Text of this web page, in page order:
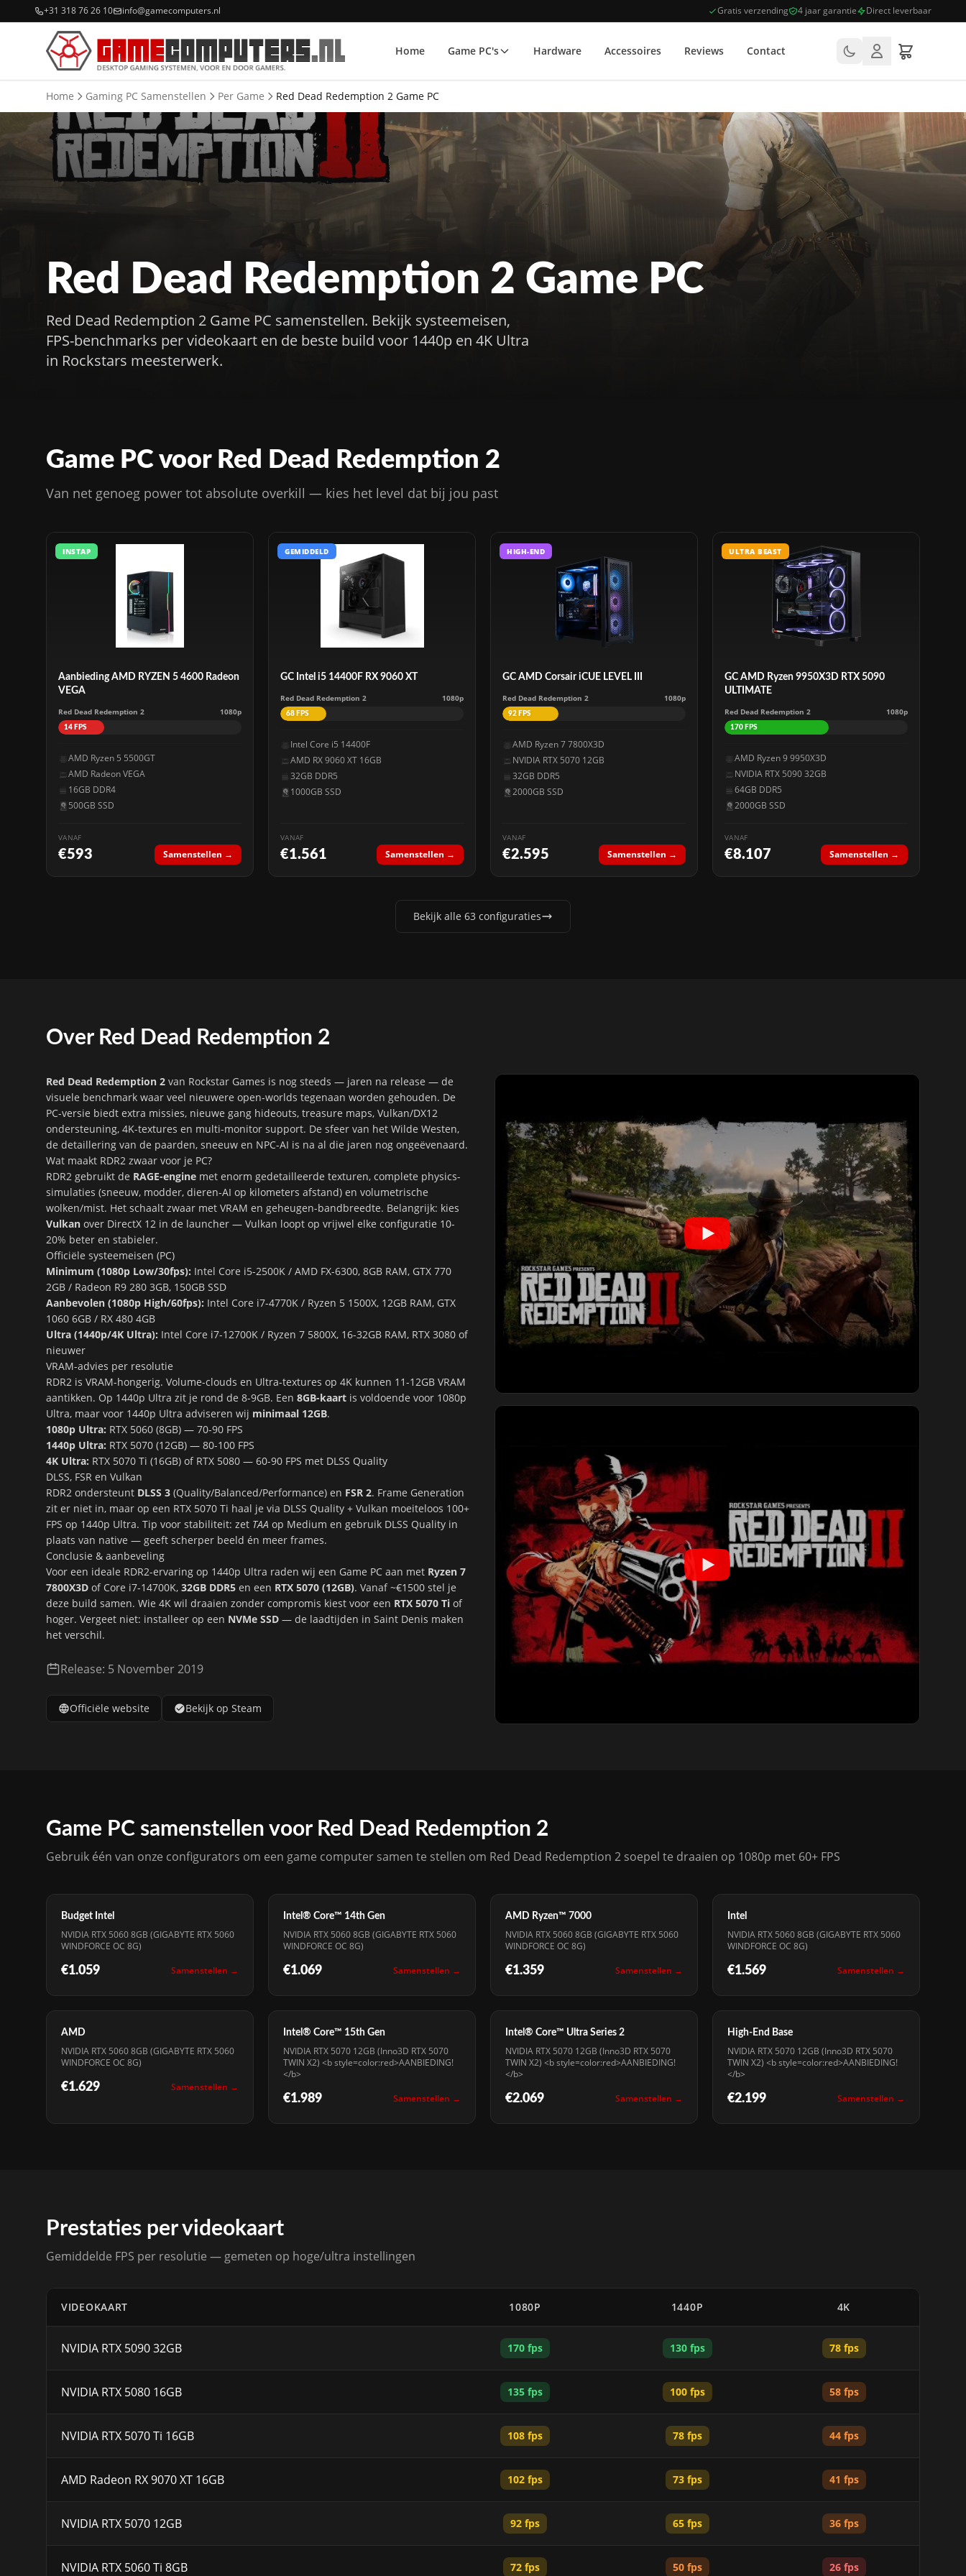
+31 318 76 26 10 info@gamecomputers.nl Gratis verzending 4 jaar garantie Direct leverbaar
Home Game PC's Hardware Accessoires Reviews Contact
Home Gaming PC Samenstellen Per Game Red Dead Redemption 2 Game PC
Red Dead Redemption 2 Game PC
Red Dead Redemption 2 Game PC samenstellen. Bekijk systeemeisen,
FPS-benchmarks per videokaart en de beste build voor 1440p en 4K Ultra
in Rockstars meesterwerk.
Game PC voor Red Dead Redemption 2
Van net genoeg power tot absolute overkill — kies het level dat bij jou past
INSTAP
Aanbieding AMD RYZEN 5 4600 Radeon
VEGA
Red Dead Redemption 2 1080p
14 FPS
AMD Ryzen 5 5500GT
AMD Radeon VEGA
16GB DDR4
500GB SSD
VANAF
€593 Samenstellen →
GEMIDDELD
GC Intel i5 14400F RX 9060 XT
Red Dead Redemption 2 1080p
68 FPS
Intel Core i5 14400F
AMD RX 9060 XT 16GB
32GB DDR5
1000GB SSD
VANAF
€1.561 Samenstellen →
HIGH-END
GC AMD Corsair iCUE LEVEL III
Red Dead Redemption 2 1080p
92 FPS
AMD Ryzen 7 7800X3D
NVIDIA RTX 5070 12GB
32GB DDR5
2000GB SSD
VANAF
€2.595 Samenstellen →
ULTRA BEAST
GC AMD Ryzen 9950X3D RTX 5090
ULTIMATE
Red Dead Redemption 2 1080p
170 FPS
AMD Ryzen 9 9950X3D
NVIDIA RTX 5090 32GB
64GB DDR5
2000GB SSD
VANAF
€8.107 Samenstellen →
Bekijk alle 63 configuraties
Over Red Dead Redemption 2
Red Dead Redemption 2 van Rockstar Games is nog steeds — jaren na release — de
visuele benchmark waar veel nieuwere open-worlds tegenaan worden gehouden. De
PC-versie biedt extra missies, nieuwe gang hideouts, treasure maps, Vulkan/DX12
ondersteuning, 4K-textures en multi-monitor support. De sfeer van het Wilde Westen,
de detaillering van de paarden, sneeuw en NPC-AI is na al die jaren nog ongeëvenaard.
Wat maakt RDR2 zwaar voor je PC?
RDR2 gebruikt de RAGE-engine met enorm gedetailleerde texturen, complete physics-
simulaties (sneeuw, modder, dieren-AI op kilometers afstand) en volumetrische
wolken/mist. Het schaalt zwaar met VRAM en geheugen-bandbreedte. Belangrijk: kies
Vulkan over DirectX 12 in de launcher — Vulkan loopt op vrijwel elke configuratie 10-
20% beter en stabieler.
Officiële systeemeisen (PC)
Minimum (1080p Low/30fps): Intel Core i5-2500K / AMD FX-6300, 8GB RAM, GTX 770
2GB / Radeon R9 280 3GB, 150GB SSD
Aanbevolen (1080p High/60fps): Intel Core i7-4770K / Ryzen 5 1500X, 12GB RAM, GTX
1060 6GB / RX 480 4GB
Ultra (1440p/4K Ultra): Intel Core i7-12700K / Ryzen 7 5800X, 16-32GB RAM, RTX 3080 of
nieuwer
VRAM-advies per resolutie
RDR2 is VRAM-hongerig. Volume-clouds en Ultra-textures op 4K kunnen 11-12GB VRAM
aantikken. Op 1440p Ultra zit je rond de 8-9GB. Een 8GB-kaart is voldoende voor 1080p
Ultra, maar voor 1440p Ultra adviseren wij minimaal 12GB.
1080p Ultra: RTX 5060 (8GB) — 70-90 FPS
1440p Ultra: RTX 5070 (12GB) — 80-100 FPS
4K Ultra: RTX 5070 Ti (16GB) of RTX 5080 — 60-90 FPS met DLSS Quality
DLSS, FSR en Vulkan
RDR2 ondersteunt DLSS 3 (Quality/Balanced/Performance) en FSR 2. Frame Generation
zit er niet in, maar op een RTX 5070 Ti haal je via DLSS Quality + Vulkan moeiteloos 100+
FPS op 1440p Ultra. Tip voor stabiliteit: zet TAA op Medium en gebruik DLSS Quality in
plaats van native — geeft scherper beeld én meer frames.
Conclusie & aanbeveling
Voor een ideale RDR2-ervaring op 1440p Ultra raden wij een Game PC aan met Ryzen 7
7800X3D of Core i7-14700K, 32GB DDR5 en een RTX 5070 (12GB). Vanaf ~€1500 stel je
deze build samen. Wie 4K wil draaien zonder compromis kiest voor een RTX 5070 Ti of
hoger. Vergeet niet: installeer op een NVMe SSD — de laadtijden in Saint Denis maken
het verschil.
Release: 5 November 2019
Officiële website Bekijk op Steam
Game PC samenstellen voor Red Dead Redemption 2
Gebruik één van onze configurators om een game computer samen te stellen om Red Dead Redemption 2 soepel te draaien op 1080p met 60+ FPS
Budget Intel
NVIDIA RTX 5060 8GB (GIGABYTE RTX 5060
WINDFORCE OC 8G)
€1.059 Samenstellen →
Intel® Core™ 14th Gen
NVIDIA RTX 5060 8GB (GIGABYTE RTX 5060
WINDFORCE OC 8G)
€1.069 Samenstellen →
AMD Ryzen™ 7000
NVIDIA RTX 5060 8GB (GIGABYTE RTX 5060
WINDFORCE OC 8G)
€1.359 Samenstellen →
Intel
NVIDIA RTX 5060 8GB (GIGABYTE RTX 5060
WINDFORCE OC 8G)
€1.569 Samenstellen →
AMD
NVIDIA RTX 5060 8GB (GIGABYTE RTX 5060
WINDFORCE OC 8G)
€1.629 Samenstellen →
Intel® Core™ 15th Gen
NVIDIA RTX 5070 12GB (Inno3D RTX 5070
TWIN X2) <b style=color:red>AANBIEDING!
</b>
€1.989 Samenstellen →
Intel® Core™ Ultra Series 2
NVIDIA RTX 5070 12GB (Inno3D RTX 5070
TWIN X2) <b style=color:red>AANBIEDING!
</b>
€2.069 Samenstellen →
High-End Base
NVIDIA RTX 5070 12GB (Inno3D RTX 5070
TWIN X2) <b style=color:red>AANBIEDING!
</b>
€2.199 Samenstellen →
Prestaties per videokaart
Gemiddelde FPS per resolutie — gemeten op hoge/ultra instellingen
VIDEOKAART 1080P 1440P 4K
NVIDIA RTX 5090 32GB 170 fps 130 fps 78 fps
NVIDIA RTX 5080 16GB 135 fps 100 fps 58 fps
NVIDIA RTX 5070 Ti 16GB 108 fps 78 fps 44 fps
AMD Radeon RX 9070 XT 16GB 102 fps 73 fps 41 fps
NVIDIA RTX 5070 12GB 92 fps 65 fps 36 fps
NVIDIA RTX 5060 Ti 8GB 72 fps 50 fps 26 fps